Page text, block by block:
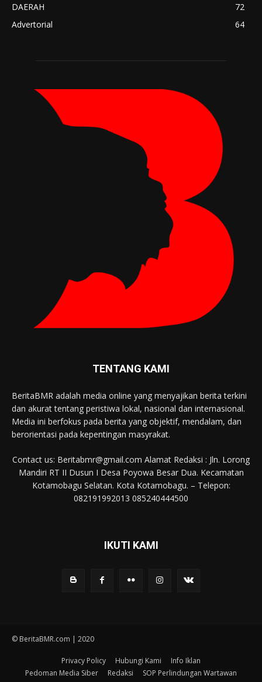
DAERAH
72
Advertorial
64
TENTANG KAMI
BeritaBMR adalah media online yang menyajikan berita terkini
dan akurat tentang peristiwa lokal, nasional dan internasional.
Media ini berfokus pada berita yang objektif, mendalam, dan
berorientasi pada kepentingan masyrakat.
Contact us: Beritabmr@gmail.com Alamat Redaksi : Jln. Lorong
Mandiri RT II Dusun I Desa Poyowa Besar Dua. Kecamatan
Kotamobagu Selatan. Kota Kotamobagu. – Telepon:
082191992013 085240444500
IKUTI KAMI
© BeritaBMR.com | 2020
Privacy Policy Hubungi Kami
Info Iklan
Pedoman Media Siber
Redaksi
SOP Perlindungan Wartawan